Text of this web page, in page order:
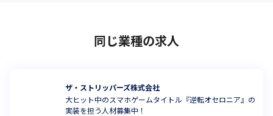
同じ業種の求人
ザ・ストリッパーズ株式会社
大ヒット中のスマホゲームタイトル『逆転オセロニア』の
実装を担う人材募集中！